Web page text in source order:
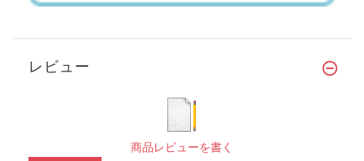
レビュー
商品レビューを書く